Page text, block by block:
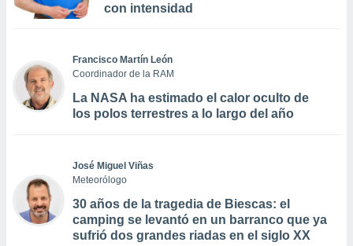
con intensidad
Francisco Martín León
Coordinador de la RAM
La NASA ha estimado el calor oculto de
los polos terrestres a lo largo del año
José Miguel Viñas
Meteorólogo
30 años de la tragedia de Biescas: el
camping se levantó en un barranco que ya
sufrió dos grandes riadas en el siglo XX